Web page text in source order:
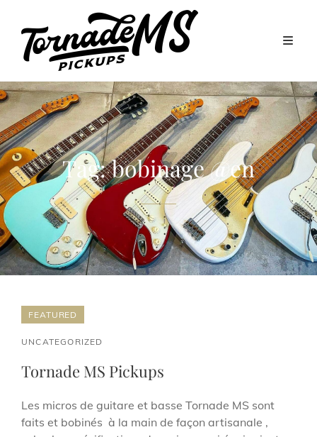
Tag:bobinage @en
FEATURED
CAT
UNCATEGORIZED
Tornade MS Pickups
Les micros de guitare et basse Tornade MS sont
faits et bobinés à la main de façon artisanale ,